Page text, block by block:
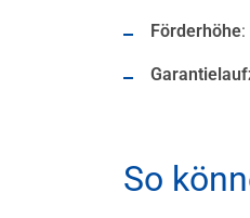
Förderhöhe
So